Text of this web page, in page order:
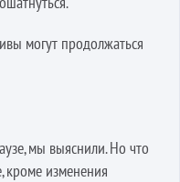
могут продолжаться
мы выяснили. Но что
кроме изменения